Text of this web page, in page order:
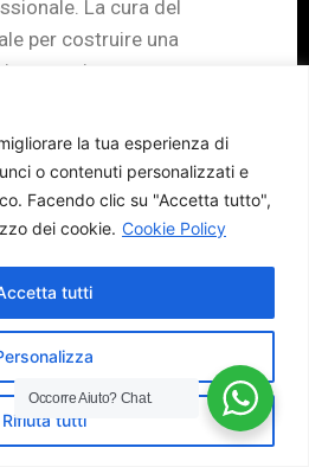
la tua esperienza di
o contenuti personalizzati e
Facendo clic su "Accetta tutto",
dei cookie. Cookie Policy
Rifiuta tutti
tutti
La cura del
per costruire una
e per instaurare
con i tuoi clienti.
monitorare le analisi
le metriche del tuo
ti permetterà di
eventuali
il traffico del sito
e altre metriche chiave
delle tue strategie e
quando
Occorre Aiuto?Chat.